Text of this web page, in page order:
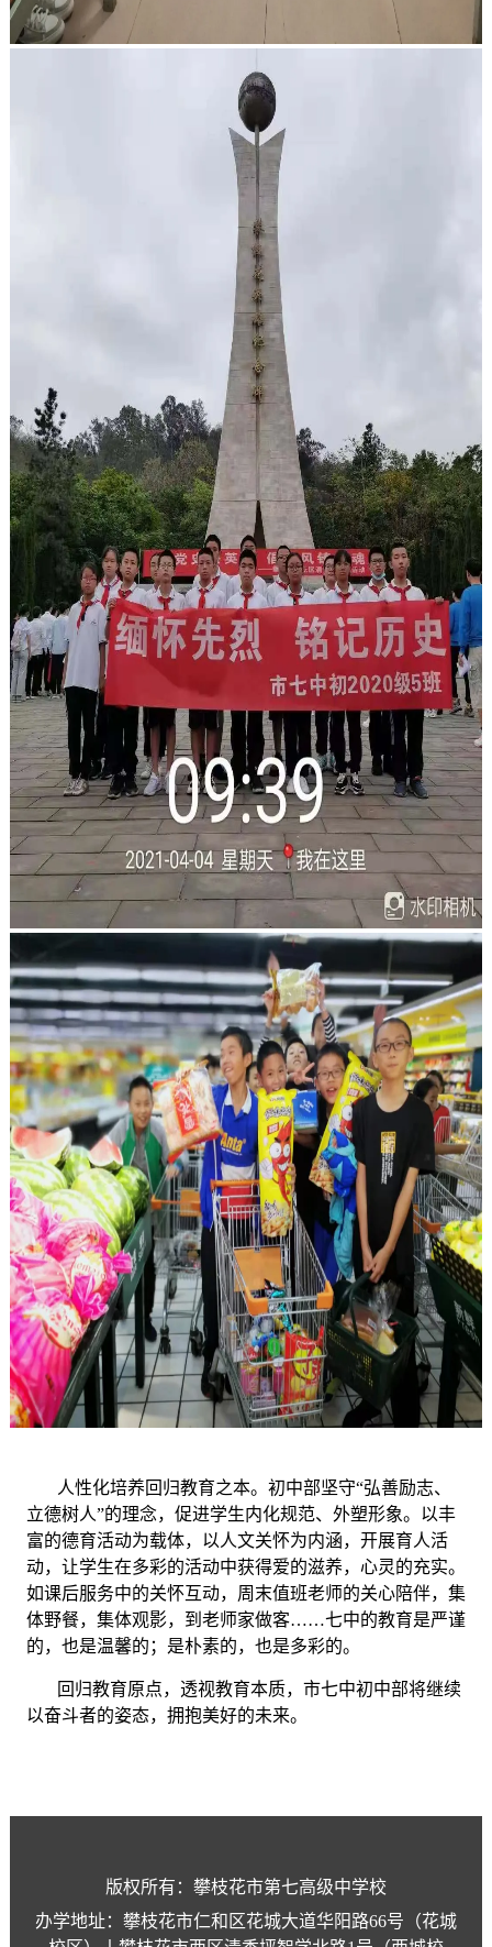
人性化培养回归教育之本。初中部坚守“弘善励志、
立德树人”的理念，促进学生内化规范、外塑形象。以丰
富的德育活动为载体，以人文关怀为内涵，开展育人活
动，让学生在多彩的活动中获得爱的滋养，心灵的充实。
如课后服务中的关怀互动，周末值班老师的关心陪伴，集
体野餐，集体观影，到老师家做客……七中的教育是严谨
的，也是温馨的；是朴素的，也是多彩的。
回归教育原点，透视教育本质，市七中初中部将继续
以奋斗者的姿态，拥抱美好的未来。
版权所有：攀枝花市第七高级中学校
办学地址：攀枝花市仁和区花城大道华阳路66号（花城